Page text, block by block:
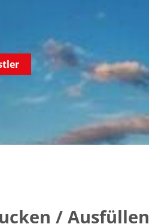
/ Ausfüllen